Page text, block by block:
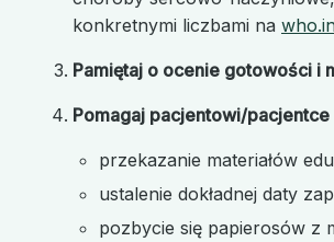
konkretnymi liczbami na
Pamiętaj o ocenie gotowości i
Pomagaj pacjentowi/pacjentce
przekazanie materiałów
ustalenie dokładnej daty
pozbycie się papierosów z